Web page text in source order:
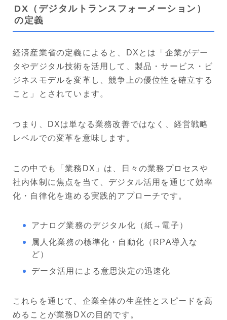
DX（デジタルトランスフォーメーション）
の定義
経済産業省の定義によると、DXとは「企業がデー
タやデジタル技術を活用して、製品・サービス・ビ
ジネスモデルを変革し、競争上の優位性を確立する
こと」とされています。
つまり、DXは単なる業務改善ではなく、経営戦略
レベルでの変革を意味します。
この中でも「業務DX」は、日々の業務プロセスや
社内体制に焦点を当て、デジタル活用を通じて効率
化・自律化を進める実践的アプローチです。
アナログ業務のデジタル化（紙→電子）
属人化業務の標準化・自動化（RPA導入な
ど）
データ活用による意思決定の迅速化
これらを通じて、企業全体の生産性とスピードを高
めることが業務DXの目的です。